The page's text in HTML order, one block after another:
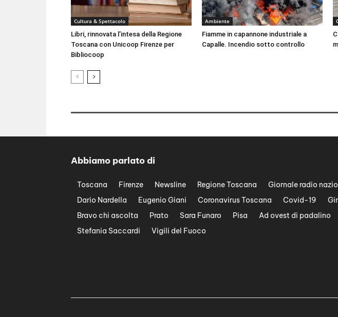
Cultura & Spettacolo
Libri, rinnovata l’intesa della Regione
Toscana con Unicoop Firenze per
Bibliocoop
Ambiente
Fiamme in capannone industriale a
Capalle. Incendio sotto controllo
Abbiamo parlato di
Toscana Firenze Newsline Regione Toscana Giornale radio
Dario Nardella
Eugenio Giani Coronavirus Toscana Covid-19
Bravo chi ascolta
Prato Sara Funaro Pisa Ad ovest di padalino
Stefania Saccardi
Vigili del Fuoco